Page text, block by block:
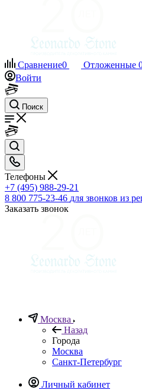
Сравнение0 Отложенные
Войти
Поиск
Телефоны
+7 (495) 988-29-21
8 800 775-23-46 для звонков из
Заказать звонок
Москва
Назад
Города
Москва
Санкт-Петербург
Личный кабинет